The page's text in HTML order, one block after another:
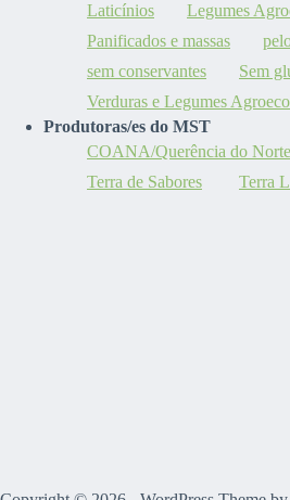
Laticínios
Legumes
Panificados e massas
sem conservantes
Sem
Verduras e Legumes
Produtoras/es do MST
COANA/Querência do Norte
Terra de Sabores
Terra